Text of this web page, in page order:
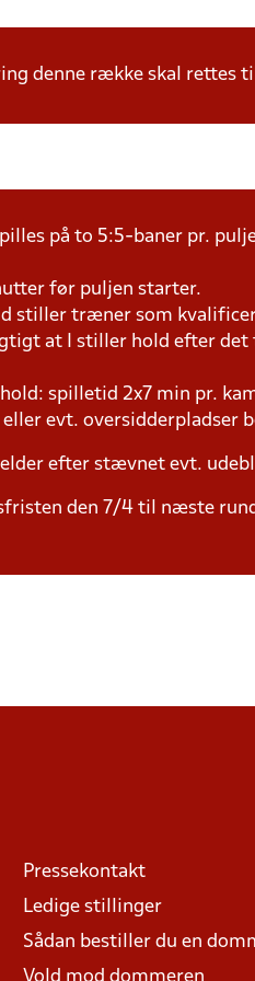
denne række skal rettes
på to 5:5-baner pr.
før puljen starter.
stiller træner som
at I stiller hold efter
spilletid 2x7 min pr.
evt. oversidderpladser
efter stævnet evt.
den 7/4 til næste
Pressekontakt
Ledige stillinger
Sådan bestiller du en
Vold mod dommeren